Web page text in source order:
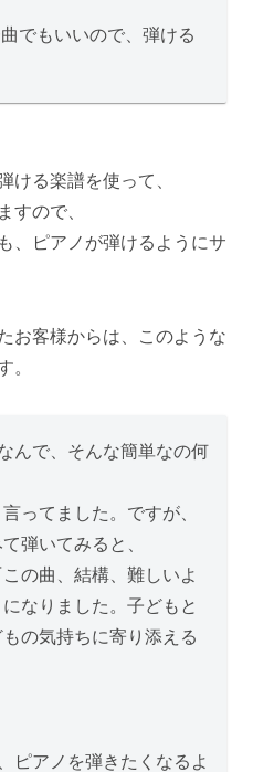
でもいいので、弾ける
ける楽譜を使って、
すので、
、ピアノが弾けるようにサ
お客様からは、このような
。
んで、そんな簡単なの何
ってました。ですが、
弾いてみると、
の曲、結構、難しいよ
なりました。子どもと
の気持ちに寄り添える
ピアノを弾きたくなるよ